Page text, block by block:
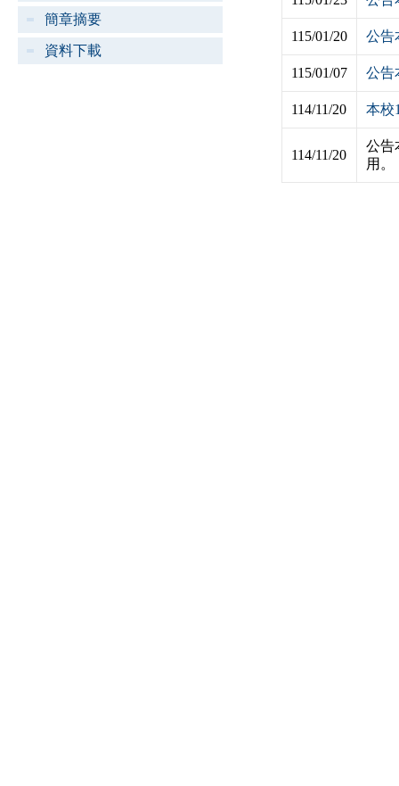
簡章摘要
資料下載
115/01/20 公告
115/01/07 公告
114/11/20 本校
114/11/20
公告
用。